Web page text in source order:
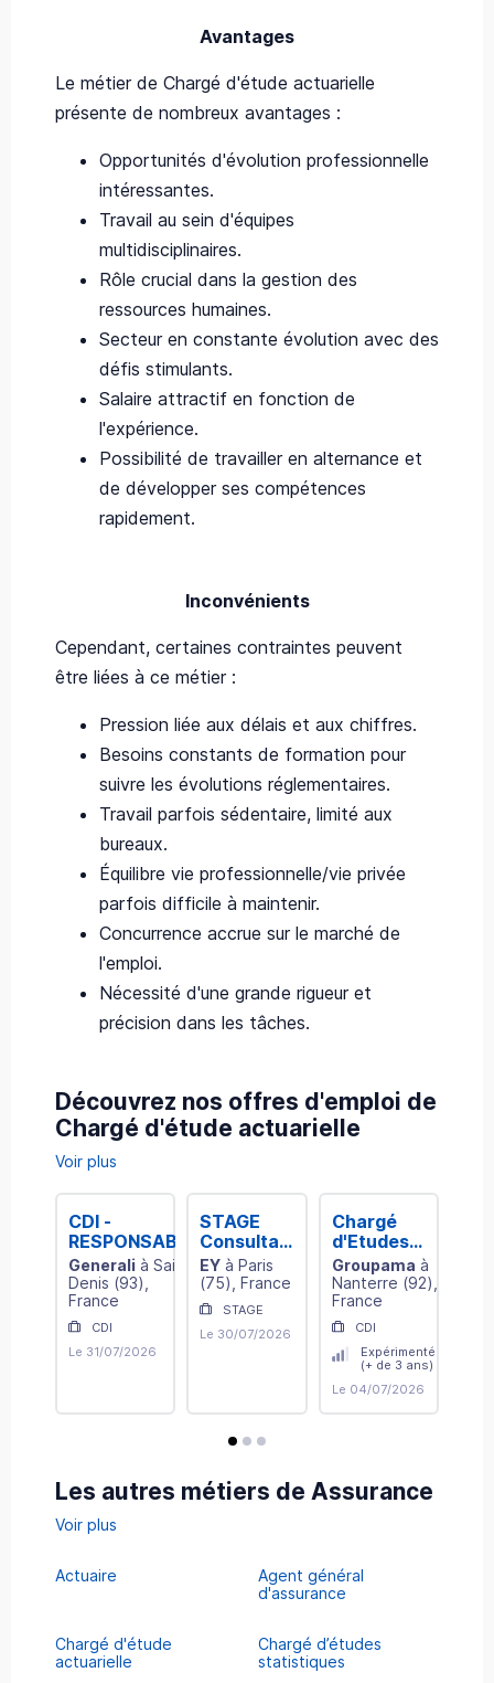
Avantages
Le métier de Chargé d'étude actuarielle
présente de nombreux avantages :
Opportunités d'évolution professionnelle
intéressantes.
Travail au sein d'équipes
multidisciplinaires.
Rôle crucial dans la gestion des
ressources humaines.
Secteur en constante évolution avec des
défis stimulants.
Salaire attractif en fonction de
l'expérience.
Possibilité de travailler en alternance et
de développer ses compétences
rapidement.
Inconvénients
Cependant, certaines contraintes peuvent
être liées à ce métier :
Pression liée aux délais et aux chiffres.
Besoins constants de formation pour
suivre les évolutions réglementaires.
Travail parfois sédentaire, limité aux
bureaux.
Équilibre vie professionnelle/vie privée
parfois difficile à maintenir.
Concurrence accrue sur le marché de
l'emploi.
Nécessité d'une grande rigueur et
précision dans les tâches.
Découvrez nos offres d'emploi de
Chargé d'étude actuarielle
Voir plus
CDI -
RESPONSABLE
D'ETUDES
D'ACTUARIAT
N1 - H/F
Generali à Saint-
Denis (93)
France
CDI
Le 31/07/2026
STAGE
Consultant
en
Actuariat -
Secteur
Financier
H/F
EY à Paris
(75) , France
STAGE
Le 30/07/2026
Chargé
d'Etudes
Actuarielles
F/H/X
Groupama à
Nanterre (92)
France
CDI
Expérimenté
(+ de 3 ans)
Le 04/07/2026
avisavisavis
Les autres métiers de Assurance
Voir plus
Actuaire
Agent général
d'assurance
Chargé d'étude
actuarielle
Chargé d’études
statistiques